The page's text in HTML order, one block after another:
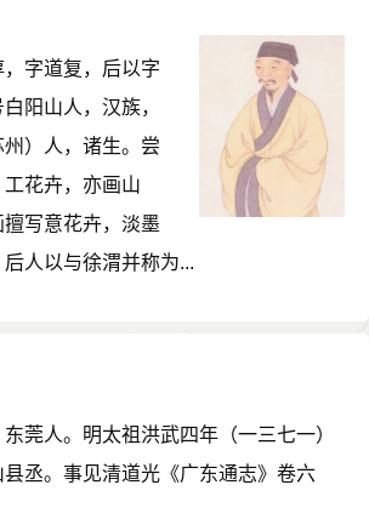
字道复，后以字
阳山人，汉族，
）人，诸生。尝
花卉，亦画山
写意花卉，淡墨
人以与徐渭并称为...
莞人。明太祖洪武四年（一三七一）
丞。事见清道光《广东通志》卷六